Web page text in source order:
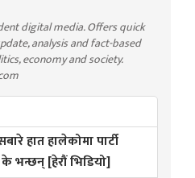
digital media. Offers quick
analysis and fact-based
economy and society.
हात हालेकोमा पार्टी
भन्छन् [हेरौं भिडियो]